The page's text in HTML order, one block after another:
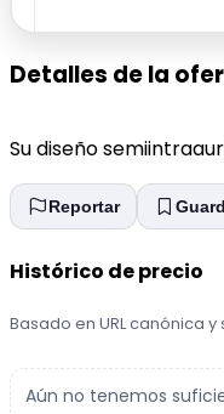
Detalles de la
Su diseño
Reportar
Histórico de precio
Basado en URL canónica
Aún no tenemos